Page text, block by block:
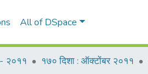
All of DSpace
- २०११ १७० दिशा : ऑक्टोंबर २०११